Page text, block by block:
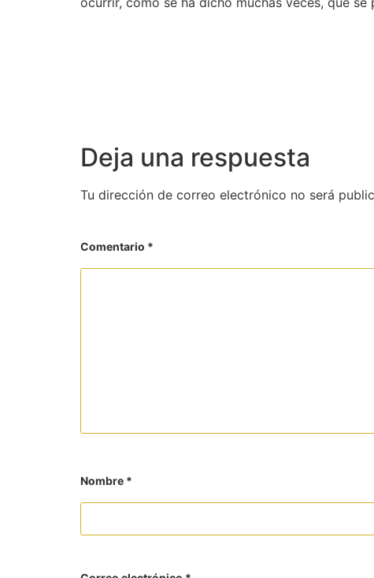
Deja una respuesta
Tu dirección de correo electrónico no será
Comentario *
Nombre *